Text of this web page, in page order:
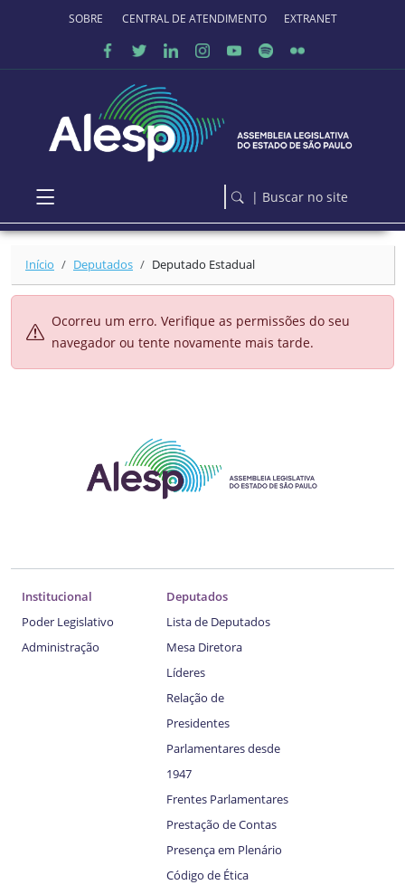
Ir para o conteúdo principal
SOBRE O PORTALCENTRAL DE ATENDIMENTO EXTRANET
| Buscar no site
Início Deputados Deputado Estadual
Ocorreu um erro. Verifique as permissões do seu
navegador ou tente novamente mais tarde.
Institucional
Poder Legislativo
Administração
Deputados
Lista de Deputados
Mesa Diretora
Líderes
Relação de
Presidentes
Parlamentares desde
1947
Frentes Parlamentares
Prestação de Contas
Presença em Plenário
Código de Ética